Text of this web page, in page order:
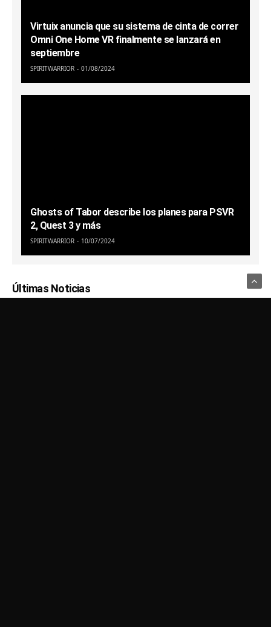
Virtuix anuncia que su sistema de cinta de correr
Omni One Home VR finalmente se lanzará en
septiembre
SPIRITWARRIOR 01/08/2024
Ghosts of Tabor describe los planes para PSVR
2, Quest 3 y más
SPIRITWARRIOR 10/07/2024
Últimas Noticias